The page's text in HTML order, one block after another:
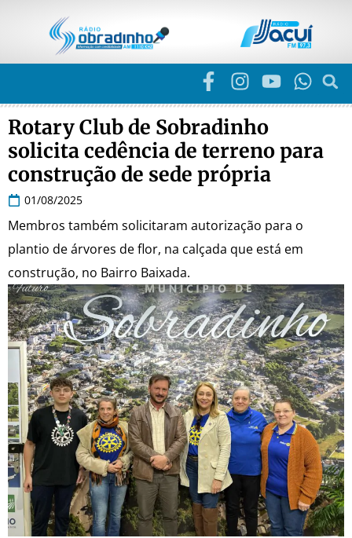
Rotary Club de Sobradinho
solicita cedência de terreno para
construção de sede própria
01/08/2025
Membros também solicitaram autorização para o
plantio de árvores de flor, na calçada que está em
construção, no Bairro Baixada.